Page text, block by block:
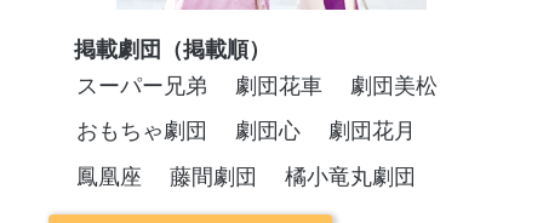
掲載劇団（掲載順）
スーパー兄弟
劇団花車
劇団美松
おもちゃ劇団
劇団心
劇団花月
鳳凰座
藤間劇団 橘小竜丸劇団